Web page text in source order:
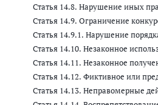
Статья 14.8. Нарушение иных
Статья 14.9. Ограничение
Статья 14.9.1. Нарушение
Статья 14.10. Незаконное
Статья 14.11. Незаконное
Статья 14.12. Фиктивное или
Статья 14.13. Неправомерные